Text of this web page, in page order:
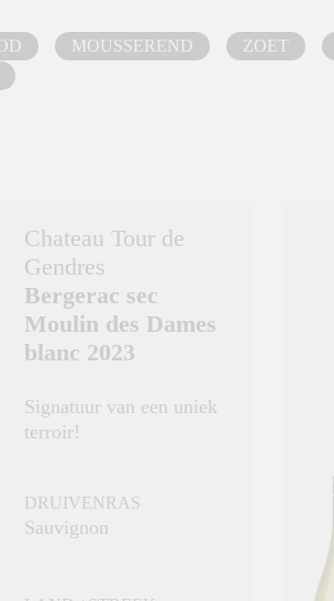
MOUSSEREND ZOET
Chateau Tour de
Gendres
Bergerac sec
Moulin des Dames
blanc 2023
Signatuur van een uniek
terroir!
DRUIVENRAS
Sauvignon